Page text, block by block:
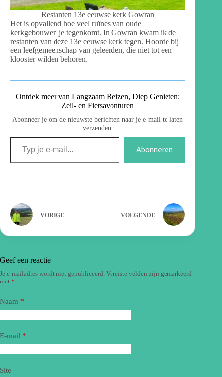
Restanten 13e eeuwse kerk Gowran
Het is opvallend hoe veel ruïnes van oude
kerkgebouwen je tegenkomt. In Gowran kwam ik de
restanten van deze 13e eeuwse kerk tegen. Hoorde bij
een leefgemeenschap van geleerden, die niet tot een
klooster wilden behoren.
Ontdek meer van Langzaam Reizen, Diep Genieten:
Zeil- en Fietsavonturen
Abonneer je om de nieuwste berichten naar je e-mail te laten
verzenden.
Abonneren
VORIGE VOLGENDE
Geef een reactie
Je e-mailadres wordt niet gepubliceerd. Vereiste velden zijn gemarkeerd
met *
Naam *
E-mail *
Site